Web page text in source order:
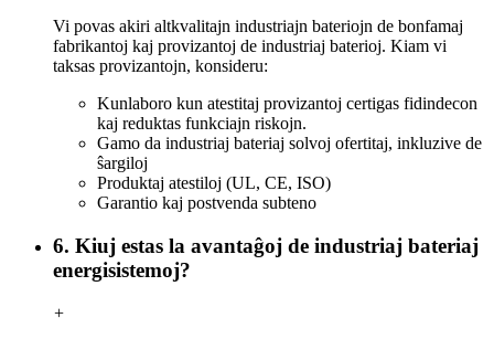
Vi povas akiri altkvalitajn industriajn bateriojn de bonfamaj
fabrikantoj kaj provizantoj de industriaj baterioj. Kiam vi
taksas provizantojn, konsideru:
Kunlaboro kun atestitaj provizantoj certigas fidindecon
kaj reduktas funkciajn riskojn.
Gamo da industriaj bateriaj solvoj ofertitaj, inkluzive de
ŝargiloj
Produktaj atestiloj (UL, CE, ISO)
Garantio kaj postvenda subteno
6. Kiuj estas la avantaĝoj de industriaj bateriaj
energisistemoj?
+